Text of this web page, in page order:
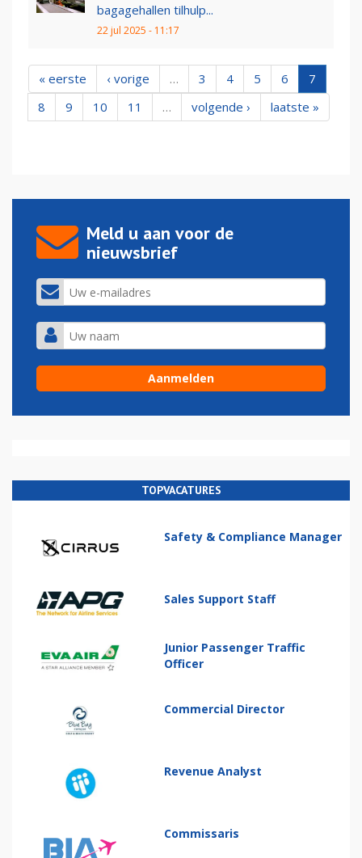
bagagehallen tilhulp...
22 jul 2025 - 11:17
« eerste ‹ vorige … 3 4 5 6
7
8
9 10 11 … volgende › laatste »
Meld u aan voor de
nieuwsbrief
TOPVACATURES
Safety & Compliance Manager
Sales Support Staff
Junior Passenger Traffic
Officer
Commercial Director
Revenue Analyst
Commissaris